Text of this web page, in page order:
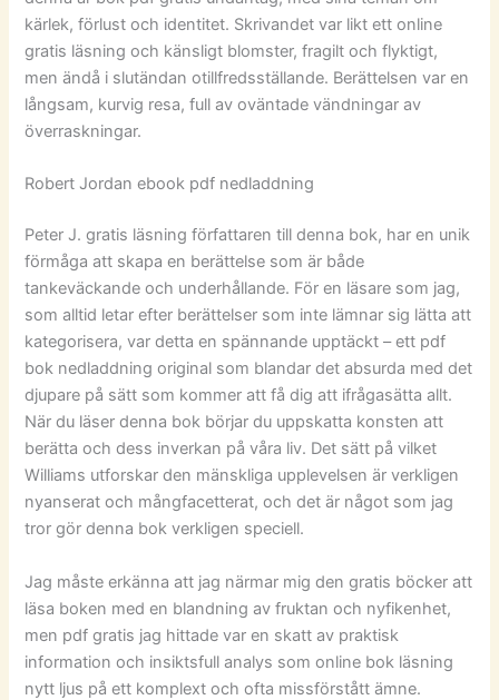
kärlek, förlust och identitet. Skrivandet var likt ett online
gratis läsning och känsligt blomster, fragilt och flyktigt,
men ändå i slutändan otillfredsställande. Berättelsen var en
långsam, kurvig resa, full av oväntade vändningar av
överraskningar.
Robert Jordan ebook pdf nedladdning
Peter J. gratis läsning författaren till denna bok, har en unik
förmåga att skapa en berättelse som är både
tankeväckande och underhållande. För en läsare som jag,
som alltid letar efter berättelser som inte lämnar sig lätta att
kategorisera, var detta en spännande upptäckt – ett pdf
bok nedladdning original som blandar det absurda med det
djupare på sätt som kommer att få dig att ifrågasätta allt.
När du läser denna bok börjar du uppskatta konsten att
berätta och dess inverkan på våra liv. Det sätt på vilket
Williams utforskar den mänskliga upplevelsen är verkligen
nyanserat och mångfacetterat, och det är något som jag
tror gör denna bok verkligen speciell.
Jag måste erkänna att jag närmar mig den gratis böcker att
läsa boken med en blandning av fruktan och nyfikenhet,
men pdf gratis jag hittade var en skatt av praktisk
information och insiktsfull analys som online bok läsning
nytt ljus på ett komplext och ofta missförstått ämne.